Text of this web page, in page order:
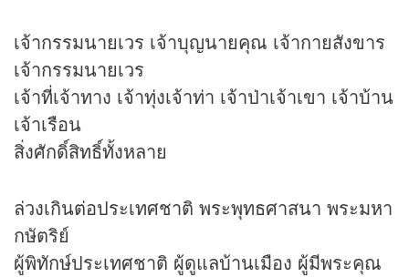
เจ้ากรรมนายเวร เจ้าบุญนายคุณ เจ้ากายสังขาร
เจ้ากรรมนายเวร
เจ้าที่เจ้าทาง เจ้าทุ่งเจ้าท่า เจ้าป่าเจ้าเขา เจ้าบ้าน
เจ้าเรือน
สิ่งศักดิ์สิทธิ์ทั้งหลาย
ล่วงเกินต่อประเทศชาติ พระพุทธศาสนา พระมหา
กษัตริย์
ผู้พิทักษ์ประเทศชาติ ผู้ดูแลบ้านเมือง ผู้มีพระคุณ